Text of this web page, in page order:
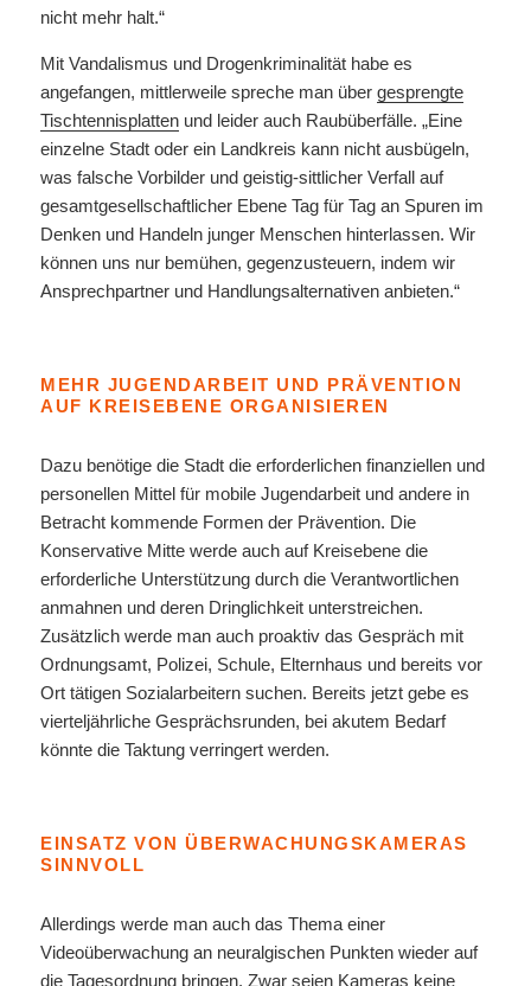
nicht mehr halt.“
Mit Vandalismus und Drogenkriminalität habe es
angefangen, mittlerweile spreche man übergesprengte
Tischtennisplatten und leider auch Raubüberfälle. „Eine
einzelne Stadt oder ein Landkreis kann nicht ausbügeln,
was falsche Vorbilder und geistig-sittlicher Verfall auf
gesamtgesellschaftlicher Ebene Tag für Tag an Spuren im
Denken und Handeln junger Menschen hinterlassen. Wir
können uns nur bemühen, gegenzusteuern, indem wir
Ansprechpartner und Handlungsalternativen anbieten.“
MEHR JUGENDARBEIT UND PRÄVENTION
AUF KREISEBENE ORGANISIEREN
Dazu benötige die Stadt die erforderlichen finanziellen und
personellen Mittel für mobile Jugendarbeit und andere in
Betracht kommende Formen der Prävention. Die
Konservative Mitte werde auch auf Kreisebene die
erforderliche Unterstützung durch die Verantwortlichen
anmahnen und deren Dringlichkeit unterstreichen.
Zusätzlich werde man auch proaktiv das Gespräch mit
Ordnungsamt, Polizei, Schule, Elternhaus und bereits vor
Ort tätigen Sozialarbeitern suchen. Bereits jetzt gebe es
vierteljährliche Gesprächsrunden, bei akutem Bedarf
könnte die Taktung verringert werden.
EINSATZ VON ÜBERWACHUNGSKAMERAS
SINNVOLL
Allerdings werde man auch das Thema einer
Videoüberwachung an neuralgischen Punkten wieder auf
die Tagesordnung bringen. Zwar seien Kameras keine